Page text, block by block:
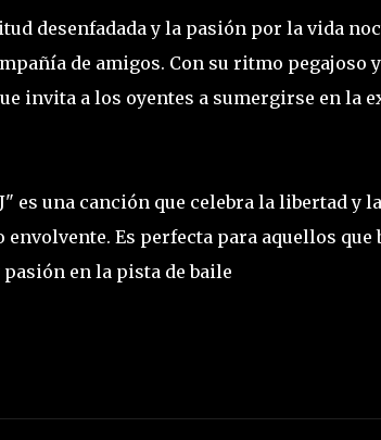
desenfadada y la pasión por la vida
de amigos. Con su ritmo pegajoso
invita a los oyentes a sumergirse en la
es una canción que celebra la libertad y
Es perfecta para aquellos que
en la pista de baile